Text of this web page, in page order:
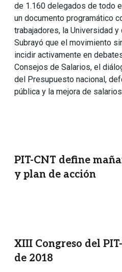
de 1.160 delegados de todo
un documento programático
trabajadores, la Universidad
Subrayó que el movimiento
incidir activamente en
Consejos de Salarios, el
del Presupuesto nacional,
pública y la mejora de
PIT-CNT define
y plan de acción
XIII Congreso del
de 2018